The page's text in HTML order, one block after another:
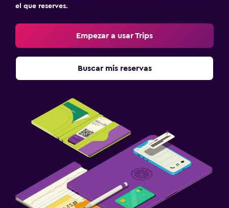
el que reserves.
Empezar a usar Trips
Buscar mis reservas